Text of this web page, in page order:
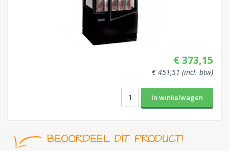
€ 373,15
€ 451,51 (incl. btw)